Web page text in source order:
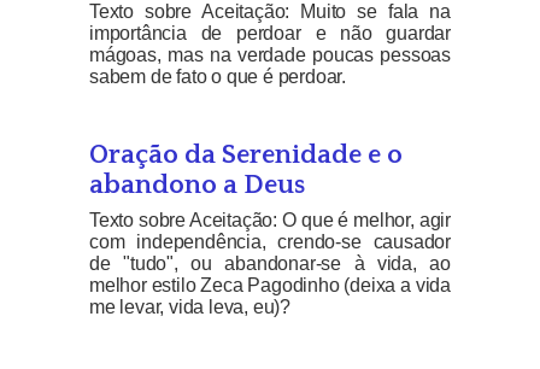
Texto sobre Aceitação: Muito se fala na
importância de perdoar e não guardar
mágoas, mas na verdade poucas pessoas
sabem de fato o que é perdoar.
Oração da Serenidade e o
abandono a Deus
Texto sobre Aceitação: O que é melhor, agir
com independência, crendo-se causador
de "tudo", ou abandonar-se à vida, ao
melhor estilo Zeca Pagodinho (deixa a vida
me levar, vida leva, eu)?